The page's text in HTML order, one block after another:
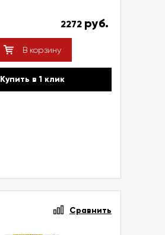
2272 руб.
В корзину
Купить в 1 клик
Сравнить